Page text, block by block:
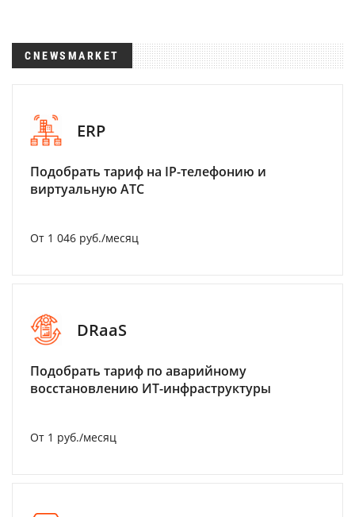
CNEWSMARKET
ERP
Подобрать тариф на IP-телефонию и
виртуальную АТС
От 1 046 руб./месяц
DRaaS
Подобрать тариф по аварийному
восстановлению ИТ-инфраструктуры
От 1 руб./месяц